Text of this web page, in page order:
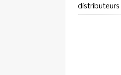
distributeurs